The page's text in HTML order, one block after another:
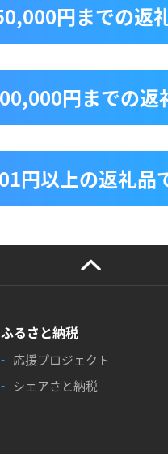
円までの返
円までの返
円以上の返礼品
ふるさと納税
応援プロジェクト
シェアさと納税